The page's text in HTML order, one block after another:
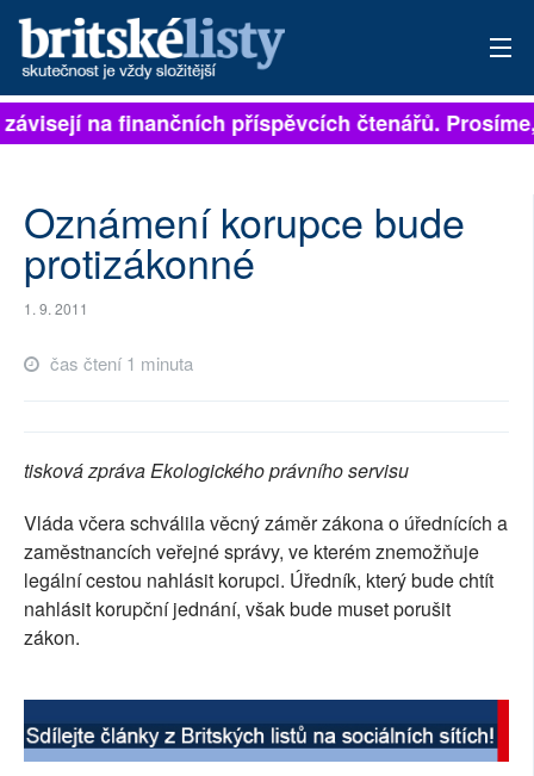
PŘIHLÁSIT
ARCHIV
ROZHOVORY
SOCIÁLNÍ SÍTĚ
RUBRIKY
na finančních příspěvcích čtenářů.
Oznámení korupce bude
protizákonné
1. 9. 2011
čas čtení 1 minuta
tisková zpráva Ekologického právního servisu
Vláda včera schválila věcný záměr zákona o úřednících a
zaměstnancích veřejné správy, ve kterém znemožňuje
legální cestou nahlásit korupci. Úředník, který bude chtít
nahlásit korupční jednání, však bude muset porušit
zákon.